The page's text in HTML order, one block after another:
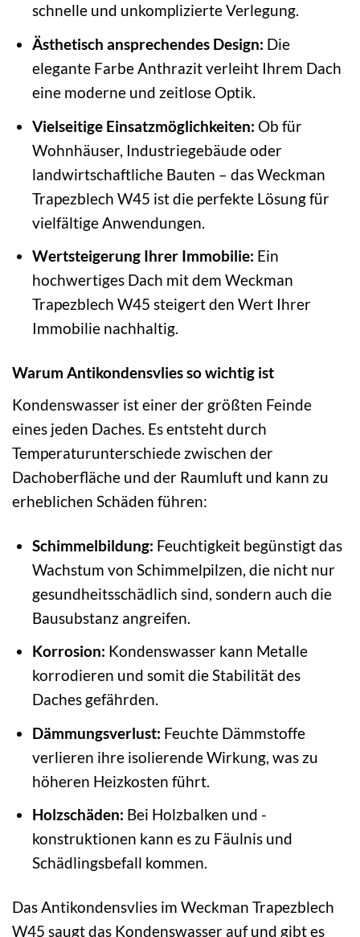
schnelle und unkomplizierte Verlegung.
Ästhetisch ansprechendes Design: Die
elegante Farbe Anthrazit verleiht Ihrem Dach
eine moderne und zeitlose Optik.
Vielseitige Einsatzmöglichkeiten: Ob für
Wohnhäuser, Industriegebäude oder
landwirtschaftliche Bauten – das Weckman
Trapezblech W45 ist die perfekte Lösung für
vielfältige Anwendungen.
Wertsteigerung Ihrer Immobilie: Ein
hochwertiges Dach mit dem Weckman
Trapezblech W45 steigert den Wert Ihrer
Immobilie nachhaltig.
Warum Antikondensvlies so wichtig ist
Kondenswasser ist einer der größten Feinde
eines jeden Daches. Es entsteht durch
Temperaturunterschiede zwischen der
Dachoberfläche und der Raumluft und kann zu
erheblichen Schäden führen:
Schimmelbildung: Feuchtigkeit begünstigt das
Wachstum von Schimmelpilzen, die nicht nur
gesundheitsschädlich sind, sondern auch die
Bausubstanz angreifen.
Korrosion: Kondenswasser kann Metalle
korrodieren und somit die Stabilität des
Daches gefährden.
Dämmungsverlust: Feuchte Dämmstoffe
verlieren ihre isolierende Wirkung, was zu
höheren Heizkosten führt.
Holzschäden: Bei Holzbalken und -
konstruktionen kann es zu Fäulnis und
Schädlingsbefall kommen.
Das Antikondensvlies im Weckman Trapezblech
W45 saugt das Kondenswasser auf und gibt es